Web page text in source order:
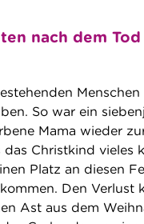
nach dem
So war ein
Mama wieder
Christkind vieles
Platz an diesen
Den Verlust
Ast aus dem